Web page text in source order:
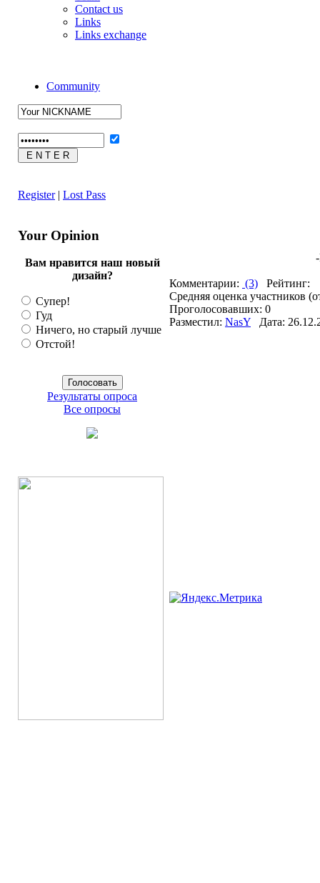
Contact us
Links
Links exchange
Community
Register| Lost Pass
Your Opinion
Вам нравится наш новый
дизайн?
Супер!
Гуд
Ничего, но старый лучше
Отстой!
Результаты опроса
Все опросы
Комментарии: (3) Рейтинг:
Средняя оценка участников
Проголосовавших: 0
Разместил: NasY Дата: